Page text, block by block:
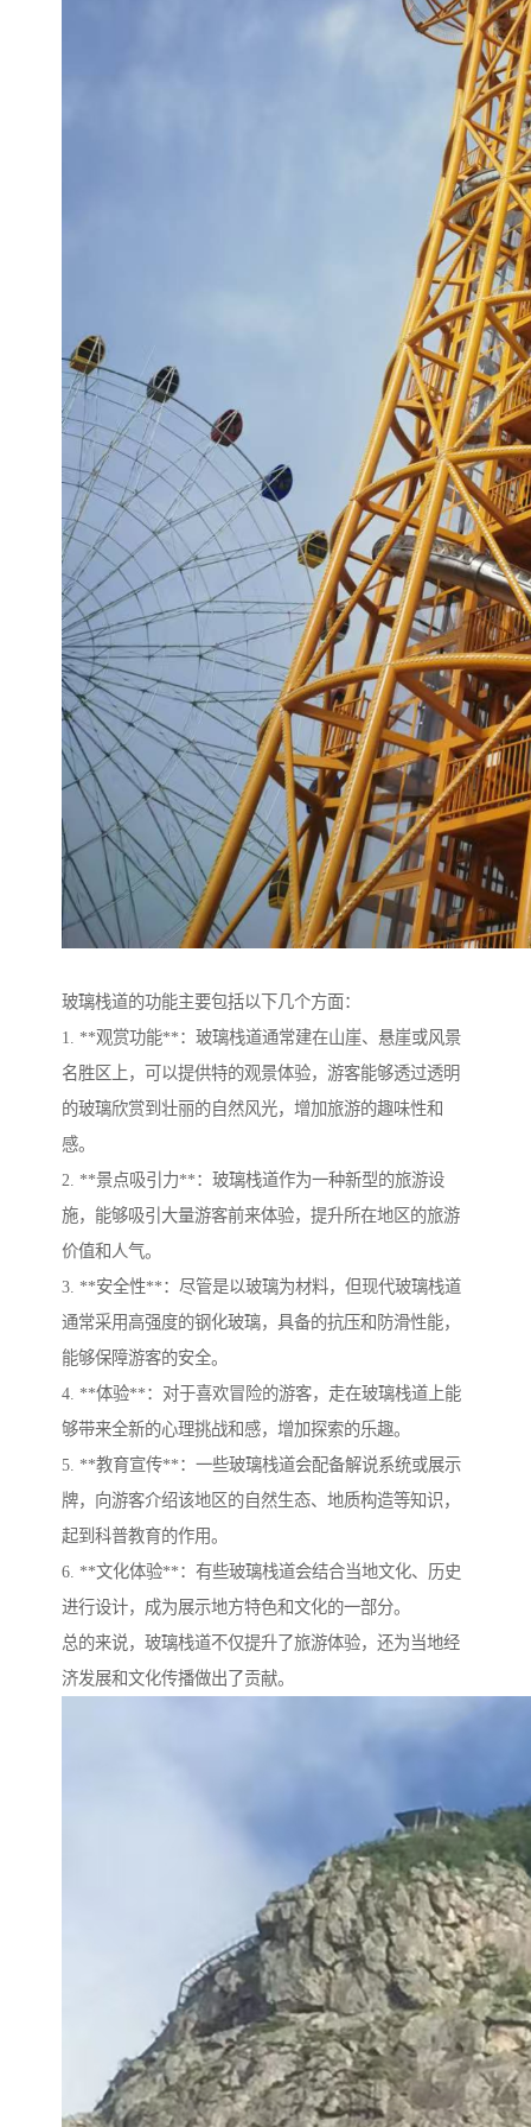
玻璃栈道的功能主要包括以下几个方面：
1. **观赏功能**：玻璃栈道通常建在山崖、悬崖或风景
名胜区上，可以提供特的观景体验，游客能够透过透明
的玻璃欣赏到壮丽的自然风光，增加旅游的趣味性和
感。
2. **景点吸引力**：玻璃栈道作为一种新型的旅游设
施，能够吸引大量游客前来体验，提升所在地区的旅游
价值和人气。
3. **安全性**：尽管是以玻璃为材料，但现代玻璃栈道
通常采用高强度的钢化玻璃，具备的抗压和防滑性能，
能够保障游客的安全。
4. **体验**：对于喜欢冒险的游客，走在玻璃栈道上能
够带来全新的心理挑战和感，增加探索的乐趣。
5. **教育宣传**：一些玻璃栈道会配备解说系统或展示
牌，向游客介绍该地区的自然生态、地质构造等知识，
起到科普教育的作用。
6. **文化体验**：有些玻璃栈道会结合当地文化、历史
进行设计，成为展示地方特色和文化的一部分。
总的来说，玻璃栈道不仅提升了旅游体验，还为当地经
济发展和文化传播做出了贡献。